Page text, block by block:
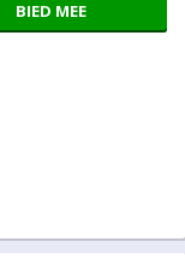
BIED MEE